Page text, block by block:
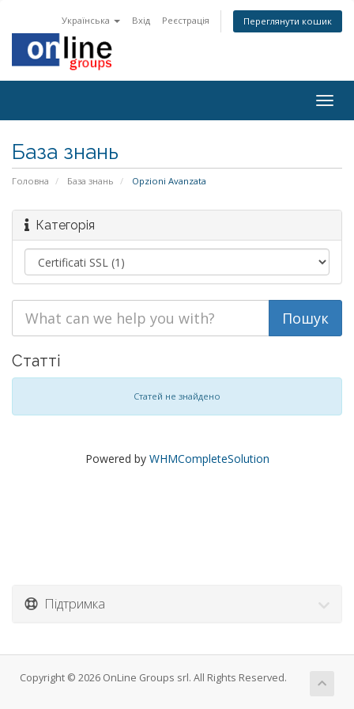
Українська Вхід Реєстрація Переглянути кошик
База знань
Головна База знань Opzioni Avanzata
Категорія
Статті
Статей не знайдено
Powered by WHMCompleteSolution
Підтримка
Copyright © 2026 OnLine Groups srl. All Rights Reserved.